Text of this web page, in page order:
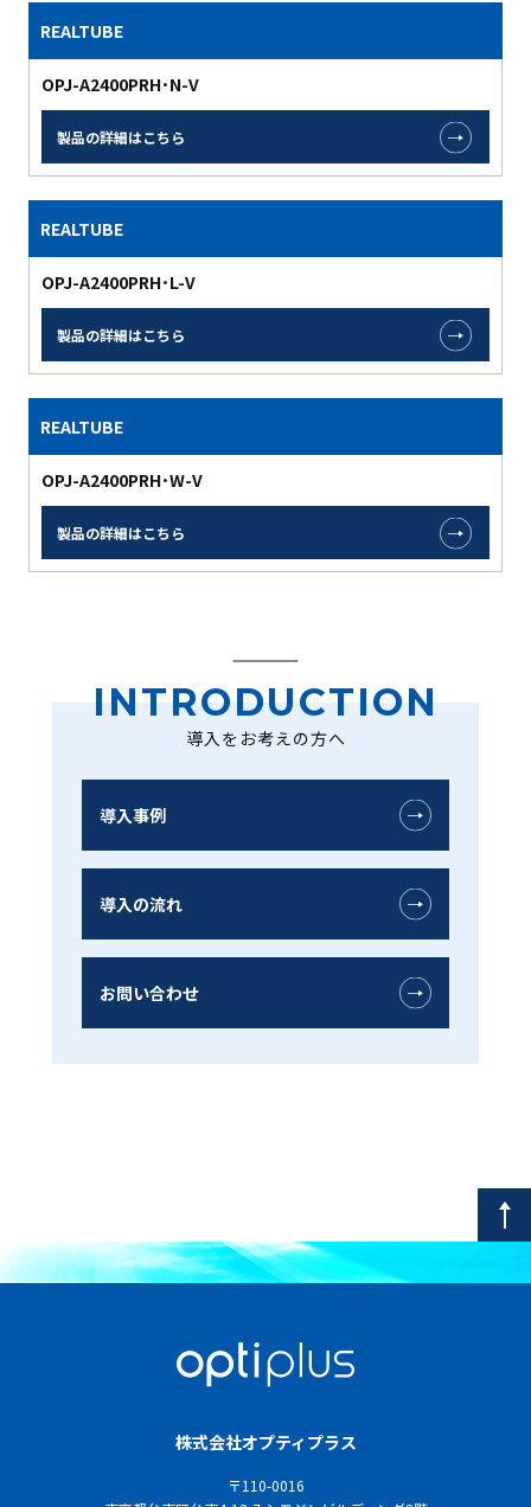
REALTUBE
OPJ-A2400PRH･N-V
製品の詳細はこちら
REALTUBE
OPJ-A2400PRH･L-V
製品の詳細はこちら
REALTUBE
OPJ-A2400PRH･W-V
製品の詳細はこちら
INTRODUCTION
導入をお考えの方へ
導入事例
導入の流れ
お問い合わせ
株式会社オプティプラス
〒110-0016